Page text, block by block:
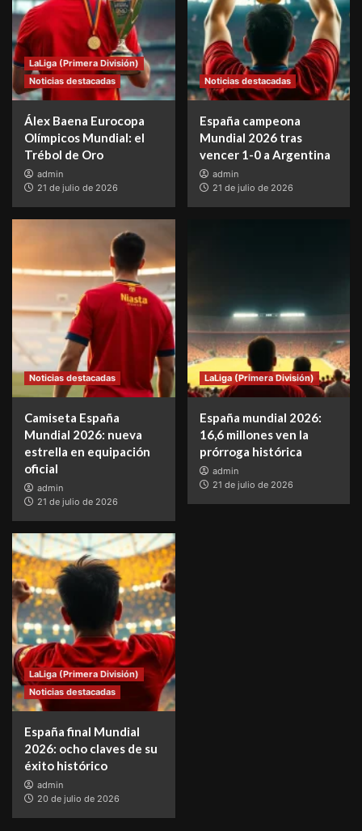
LaLiga (Primera División)
Noticias destacadas
Álex Baena Eurocopa
Olímpicos Mundial: el
Trébol de Oro
admin
21 de julio de 2026
Noticias destacadas
España campeona
Mundial 2026 tras
vencer 1-0 a Argentina
admin
21 de julio de 2026
Noticias destacadas
Camiseta España
Mundial 2026: nueva
estrella en equipación
oficial
admin
21 de julio de 2026
LaLiga (Primera División)
España mundial 2026:
16,6 millones ven la
prórroga histórica
admin
21 de julio de 2026
LaLiga (Primera División)
Noticias destacadas
España final Mundial
2026: ocho claves de su
éxito histórico
admin
20 de julio de 2026